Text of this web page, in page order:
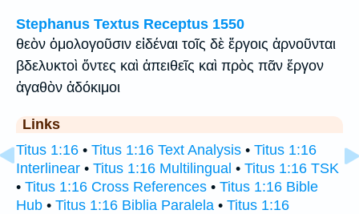
Stephanus Textus Receptus 1550
θεὸν ὁμολογοῦσιν εἰδέναι τοῖς δὲ ἔργοις ἀρνοῦνται
βδελυκτοὶ ὄντες καὶ ἀπειθεῖς καὶ πρὸς πᾶν ἔργον
ἀγαθὸν ἀδόκιμοι
Links
Titus 1:16 • Titus 1:16 Text Analysis • Titus 1:16
Interlinear • Titus 1:16 Multilingual • Titus 1:16 TSK
• Titus 1:16 Cross References • Titus 1:16 Bible
Hub • Titus 1:16 Biblia Paralela • Titus 1:16